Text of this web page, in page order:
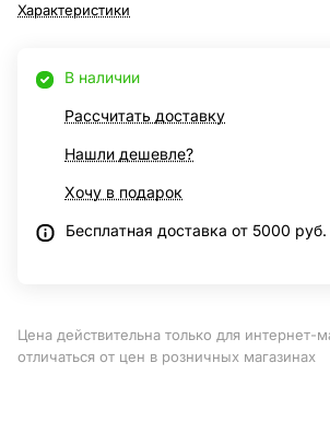
Характеристики
В наличии
Рассчитать доставку
Нашли дешевле?
Хочу в подарок
Бесплатная доставка от 5000 руб.
Цена действительна только для интернет-
отличаться от цен в розничных магазинах